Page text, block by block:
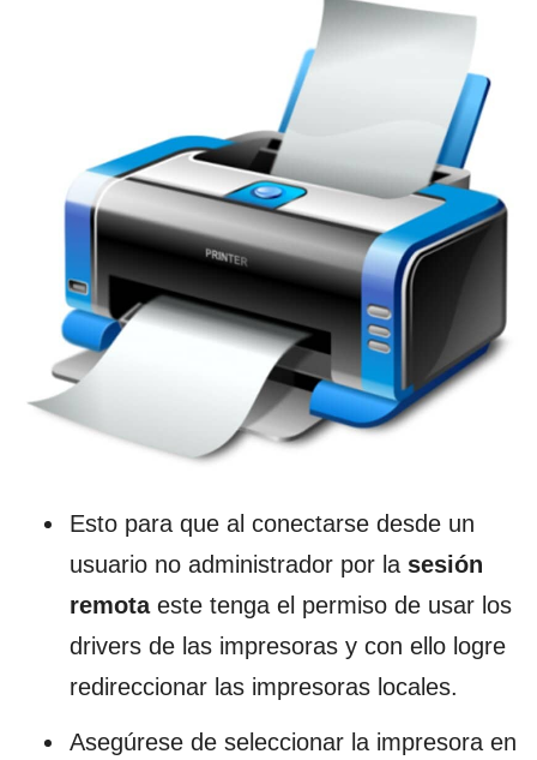
Esto para que al conectarse desde un
usuario no administrador por la sesión
remotaeste tenga el permiso de usar los
drivers de las impresoras y con ello logre
redireccionar las impresoras locales.
Asegúrese de seleccionar la impresora en